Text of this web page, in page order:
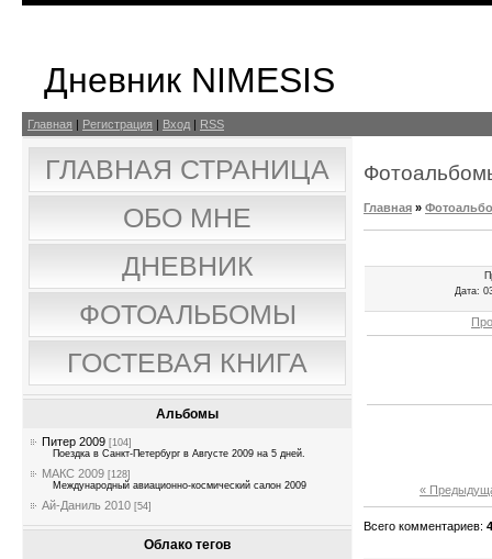
Дневник NIMESIS
Главная | Регистрация | Вход | RSS
ГЛАВНАЯ СТРАНИЦА
ОБО МНЕ
ДНЕВНИК
ФОТОАЛЬБОМЫ
ГОСТЕВАЯ КНИГА
Альбомы
Питер 2009 [104]
Поездка в Санкт-Петербург в Августе 2009 на 5 дней.
МАКС 2009 [128]
Международный авиационно-космический салон 2009
Ай-Даниль 2010 [54]
Облако тегов
Главная »
Дата:
«
Всего комментариев: 4